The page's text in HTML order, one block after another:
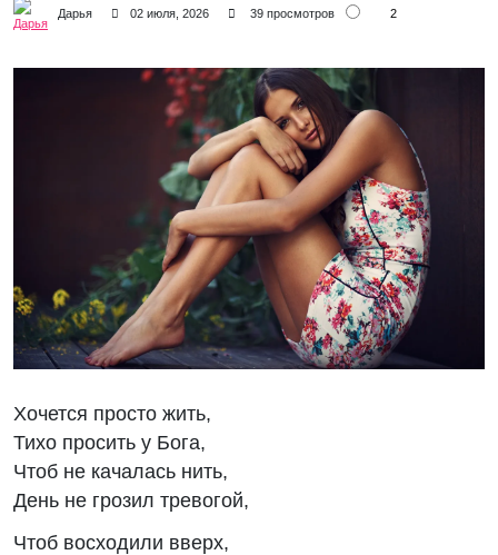
Дарья 02 июля, 2026 39 просмотров 2
Хочется просто жить,
Тихо просить у Бога,
Чтоб не качалась нить,
День не грозил тревогой,
Чтоб восходили вверх,